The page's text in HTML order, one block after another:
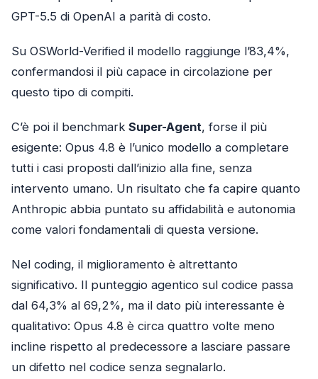
GPT-5.5 di OpenAI a parità di costo.
Su OSWorld-Verified il modello raggiunge l’83,4%,
confermandosi il più capace in circolazione per
questo tipo di compiti.
C’è poi il benchmark Super-Agent, forse il più
esigente: Opus 4.8 è l’unico modello a completare
tutti i casi proposti dall’inizio alla fine, senza
intervento umano. Un risultato che fa capire quanto
Anthropic abbia puntato su affidabilità e autonomia
come valori fondamentali di questa versione.
Nel coding, il miglioramento è altrettanto
significativo. Il punteggio agentico sul codice passa
dal 64,3% al 69,2%, ma il dato più interessante è
qualitativo: Opus 4.8 è circa quattro volte meno
incline rispetto al predecessore a lasciare passare
un difetto nel codice senza segnalarlo.